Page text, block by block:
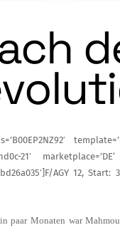
21′
AGY 12, Start:
paar Monaten war